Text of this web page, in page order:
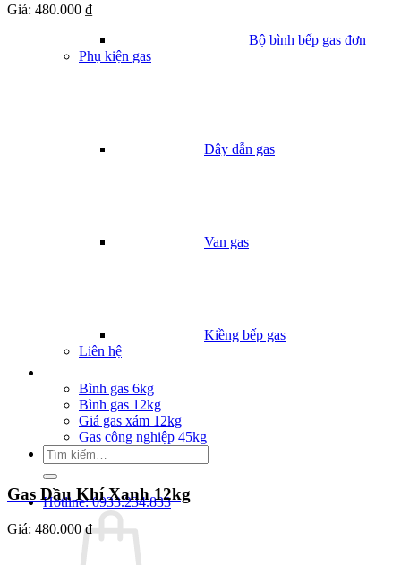
Bộ bình bếp gas đơn
Phụ kiện gas
Dây dẫn gas
Van gas
Kiềng bếp gas
Liên hệ
Bình gas 6kg
Bình gas 12kg
Giá gas xám 12kg
Gas công nghiệp 45kg
Tìm
kiếm:
Hotline: 0933.234.833
Giá: 480.000 ₫
Gas Dầu Khí Xanh 12kg
Giá: 480.000 ₫